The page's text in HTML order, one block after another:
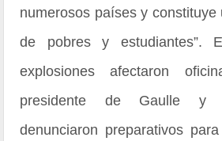
numerosos países y constituye
de pobres y estudiantes”.
explosiones afectaron
presidente de Gaulle y
denunciaron preparativos